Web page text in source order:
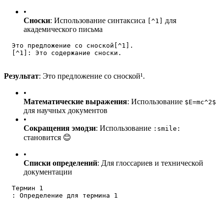
•
Сноски: Использование синтаксиса [^1]
для
академического письма
  Это предложение со сноской[^1].
  [^1]: Это содержание сноски.
Результат: Это предложение со сноской¹.
•
Математические выражения: Использование $E=mc^2$
для научных документов
•
Сокращения эмодзи: Использование :smile:
становится 😊
•
Списки определений: Для глоссариев и технической
документации
  Термин 1
  : Определение для термина 1